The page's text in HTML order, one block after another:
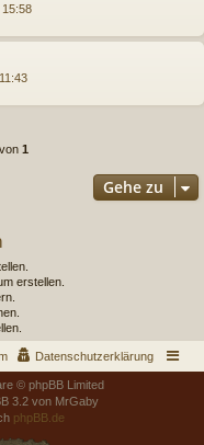
von 1
Gehe zu
erstellen.
Datenschutzerklärung
© phpBB Limited
3.2 von MrGaby
phpBB.de